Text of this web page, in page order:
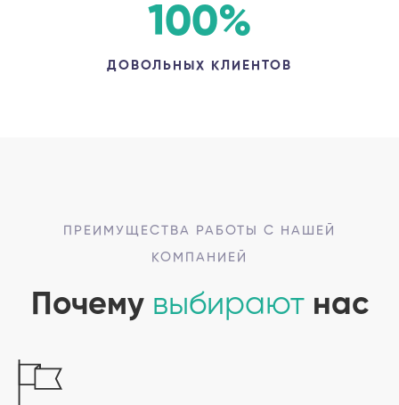
100%
ДОВОЛЬНЫХ КЛИЕНТОВ
ПРЕИМУЩЕСТВА РАБОТЫ С НАШЕЙ
КОМПАНИЕЙ
Почему выбираютнас